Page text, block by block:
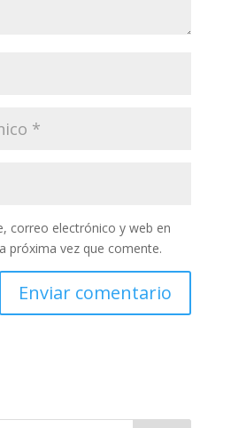
correo electrónico y web en
próxima vez que comente.